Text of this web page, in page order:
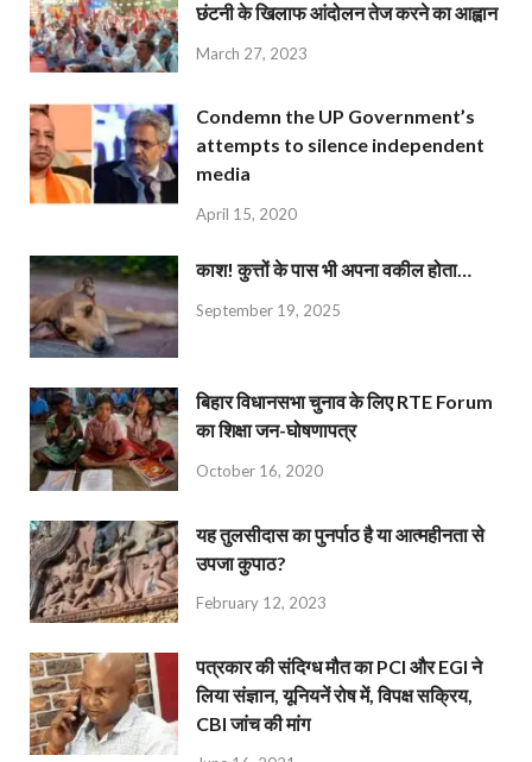
छंटनी के खिलाफ आंदोलन तेज करने का आह्वान
March 27, 2023
Condemn the UP Government’s
attempts to silence independent
media
April 15, 2020
काश! कुत्तों के पास भी अपना वकील होता…
September 19, 2025
बिहार विधानसभा चुनाव के लिए RTE Forum
का शिक्षा जन-घोषणापत्र
October 16, 2020
यह तुलसीदास का पुनर्पाठ है या आत्महीनता से
उपजा कुपाठ?
February 12, 2023
पत्रकार की संदिग्ध मौत का PCI और EGI ने
लिया संज्ञान, यूनियनें रोष में, विपक्ष सक्रिय,
CBI जांच की मांग